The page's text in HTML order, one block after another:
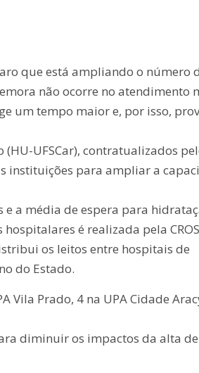
que está ampliando o número
não ocorre no atendimento
um tempo maior e, por isso,
UFSCar), contratualizados
instituições para ampliar a
a média de espera para
é realizada pela
os leitos entre hospitais de
do Estado.
Vila Prado, 4 na UPA Cidade
diminuir os impactos da alta